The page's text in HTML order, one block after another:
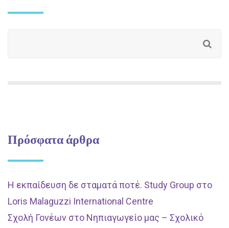
Πρόσφατα άρθρα
Η εκπαίδευση δε σταματά ποτέ. Study Group στο
Loris Malaguzzi International Centre
Σχολή Γονέων στο Νηπιαγωγείο μας – Σχολικό